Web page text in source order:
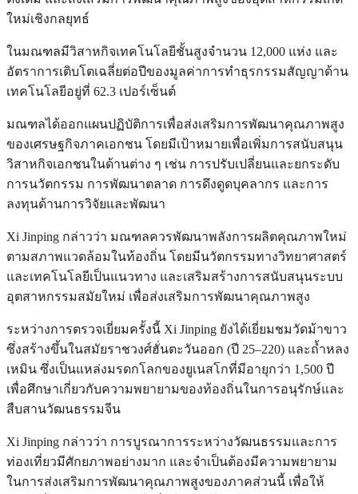
ใหม่เชิงกลยุทธ์
ในมณฑลมีวิสาหกิจเทคโนโลยีชั้นสูงจำนวน 12,000 แห่ง และ
อัตราการเติบโตเฉลี่ยต่อปีของมูลค่าการทำธุรกรรมสัญญาด้าน
เทคโนโลยีอยู่ที่ 62.3 เปอร์เซ็นต์
มณฑลได้ออกแผนปฏิบัติการเพื่อส่งเสริมการพัฒนาคุณภาพสูง
ของเศรษฐกิจภาคเอกชน โดยมีเป้าหมายเพื่อเพิ่มการสนับสนุน
วิสาหกิจเอกชนในด้านต่าง ๆ เช่น การปรับเปลี่ยนและยกระดับ
การนวัตกรรม การพัฒนาตลาด การดึงดูดบุคลากร และการ
ลงทุนด้านการวิจัยและพัฒนา
Xi Jinping กล่าวว่า มณฑลควรพัฒนาพลังการผลิตคุณภาพใหม่
ตามสภาพแวดล้อมในท้องถิ่น โดยมีนวัตกรรมทางวิทยาศาสตร์
และเทคโนโลยีเป็นแนวทาง และเสริมสร้างการสนับสนุนระบบ
อุตสาหกรรมสมัยใหม่ เพื่อส่งเสริมการพัฒนาคุณภาพสูง
ระหว่างการตรวจเยี่ยมครั้งนี้ Xi Jinping ยังได้เยี่ยมชมวัดม้าขาว
ซึ่งสร้างขึ้นในสมัยราชวงศ์ฮั่นตะวันออก (ปี 25–220) และถ้ำหลง
เหมิน ซึ่งเป็นแหล่งมรดกโลกของยูเนสโกที่มีอายุกว่า 1,500 ปี
เพื่อศึกษาเกี่ยวกับความพยายามของท้องถิ่นในการอนุรักษ์และ
สืบสานวัฒนธรรมจีน
Xi Jinping กล่าวว่า การบูรณาการระหว่างวัฒนธรรมและการ
ท่องเที่ยวมีศักยภาพอย่างมาก และจำเป็นต้องมีความพยายาม
ในการส่งเสริมการพัฒนาคุณภาพสูงของภาคส่วนนี้ เพื่อให้